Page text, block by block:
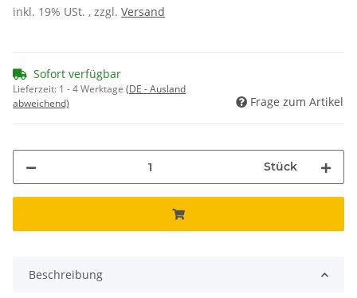
inkl. 19% USt. , zzgl. Versand
Sofort verfügbar
Lieferzeit: 1 - 4 Werktage (DE - Ausland
abweichend)
Frage zum Artikel
Stück
Beschreibung